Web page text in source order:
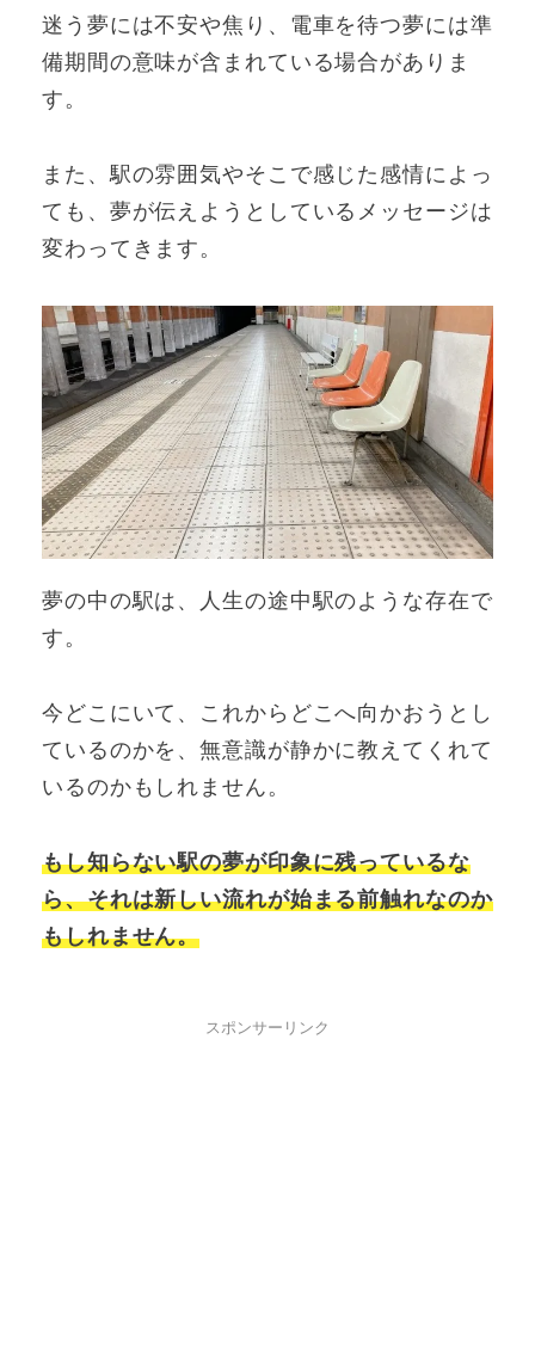
迷う夢には不安や焦り、電車を待つ夢には準
備期間の意味が含まれている場合がありま
す。
また、駅の雰囲気やそこで感じた感情によっ
ても、夢が伝えようとしているメッセージは
変わってきます。
夢の中の駅は、人生の途中駅のような存在で
す。
今どこにいて、これからどこへ向かおうとし
ているのかを、無意識が静かに教えてくれて
いるのかもしれません。
もし知らない駅の夢が印象に残っているな
ら、それは新しい流れが始まる前触れなのか
もしれません。
スポンサーリンク